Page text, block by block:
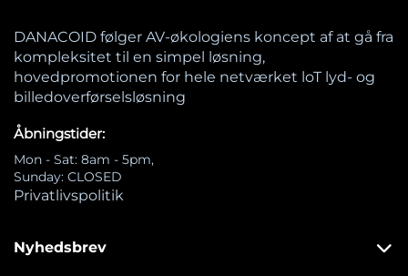
DANACOID følger AV-økologiens koncept af at gå fra
kompleksitet til en simpel løsning,
hovedpromotionen for hele netværket loT lyd- og
billedoverførselsløsning
Åbningstider:
Mon - Sat: 8am - 5pm,
Sunday: CLOSED
Privatlivspolitik
Nyhedsbrev